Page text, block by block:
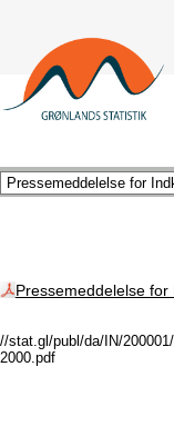
Pressemeddelelse
//stat.gl/publ/da/IN/
2000.pdf